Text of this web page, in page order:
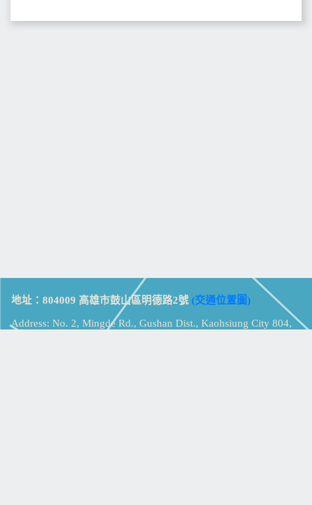
地址：804009 高雄市鼓山區明德路2號 (交通位置圖)
Address: No. 2, Mingde Rd., Gushan Dist., Kaohsiung City 804,